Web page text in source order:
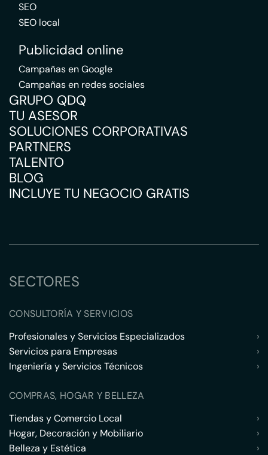
SEO
SEO local
Publicidad online
Campañas en Google
Campañas en redes sociales
GRUPO QDQ
TU ASESOR
SOLUCIONES CORPORATIVAS
PARTNERS
TALENTO
BLOG
INCLUYE TU NEGOCIO GRATIS
SECTORES
CONSULTORÍA Y SERVICIOS
Profesionales y Servicios Especializados
›
Servicios para Empresas
›
Ingeniería y Servicios Técnicos
›
COMPRAS, HOGAR Y BELLEZA
Tiendas y Comercio Local
›
Hogar, Decoración y Mobiliario
›
Belleza y Estética
›